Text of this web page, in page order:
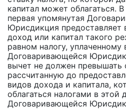
капитал может облагаться.
первая упомянутая
Юрисдикция предоставляет
доход или капитал такого
равном налогу, уплаченному
Договаривающейся
вычет не должен превышать
рассчитанную до
видов дохода и капитала,
облагаться налогами в этой
Договаривающейся